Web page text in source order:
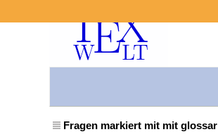
Fragen markiert mit mit glossar